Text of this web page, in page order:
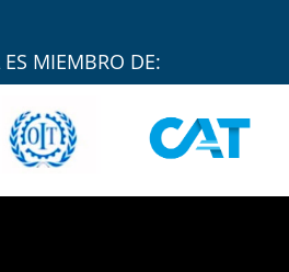
ES MIEMBRO DE: